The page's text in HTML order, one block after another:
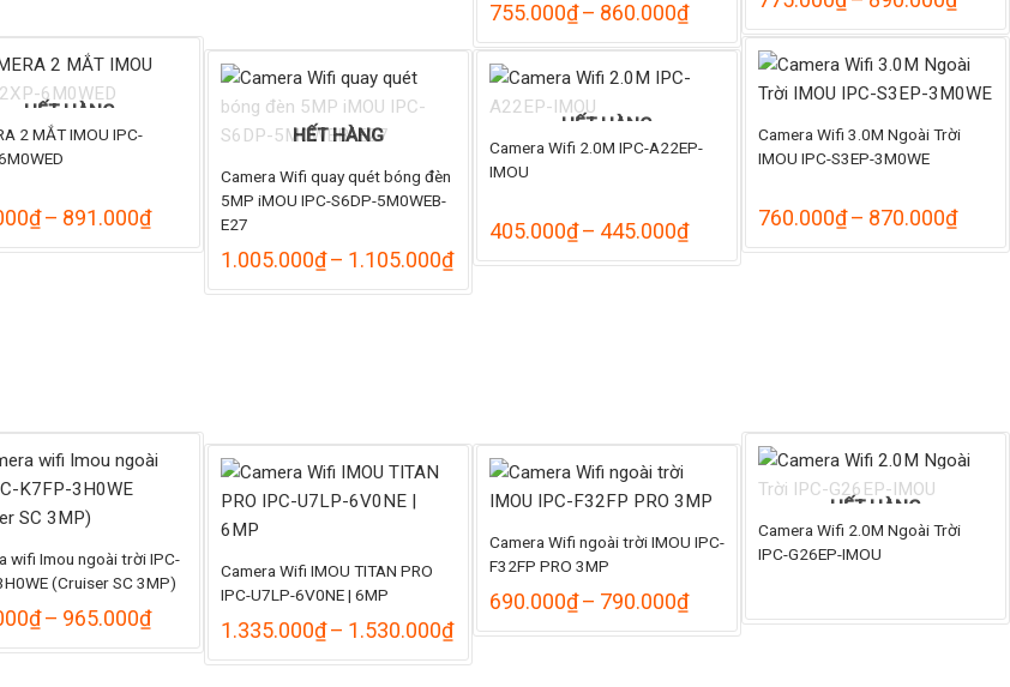
755.000₫– 860.000₫Khoảng
từ
755.000₫
từ
đến
HẾT HÀNG
2 MẮT IMOU IPC-
₫– 891.000₫Khoảng
từ
Camera Wifi 3.0M Ngoài Trời
IMOU IPC-S3EP-3M0WE
760.000₫– 870.000₫
từ
HẾT HÀNG
Camera Wifi quay quét bóng đèn
5MP iMOU IPC-S6DP-5M0WEB-
E27
1.005.000₫– 1.105.000₫Khoảng
từ
HẾT HÀNG
Camera Wifi 2.0M IPC-A22EP-
IMOU
405.000₫– 445.000₫Khoảng
từ
wifi Imou ngoài trời IPC-
(Cruiser SC 3MP)
₫– 965.000₫Khoảng
từ
HẾT HÀNG
Camera Wifi 2.0M Ngoài Trời
IPC-G26EP-IMOU
Camera Wifi IMOU TITAN PRO
IPC-U7LP-6V0NE | 6MP
1.335.000₫– 1.530.000₫Khoảng
từ
Camera Wifi ngoài trời IMOU IPC-
F32FP PRO 3MP
690.000₫– 790.000₫Khoảng
từ